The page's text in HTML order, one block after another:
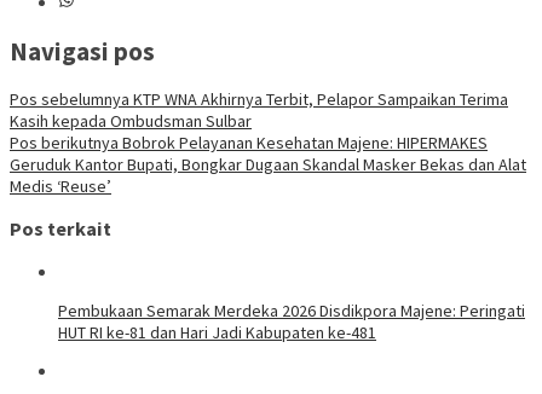
Navigasi pos
Pos sebelumnya KTP WNA Akhirnya Terbit, Pelapor Sampaikan Terima
Kasih kepada Ombudsman Sulbar
Pos berikutnya Bobrok Pelayanan Kesehatan Majene: HIPERMAKES
Geruduk Kantor Bupati, Bongkar Dugaan Skandal Masker Bekas dan Alat
Medis ‘Reuse’
Pos terkait
Pembukaan Semarak Merdeka 2026 Disdikpora Majene: Peringati
HUT RI ke-81 dan Hari Jadi Kabupaten ke-481